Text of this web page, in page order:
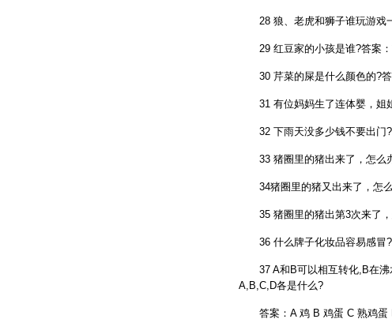
28 狼、老虎和狮子谁玩游戏
29 红豆家的小孩是谁?答案：
30 芹菜的屎是什么颜色的?答
31 有位妈妈生了连体婴，姐
32 下雨天没多少钱不要出门?
33 猪圈里的猪出来了，怎么
34猪圈里的猪又出来了，怎么
35 猪圈里的猪出第3次来了，
36 什么牌子化妆品容易感冒?
37 A和B可以相互转化,B在沸
A,B,C,D各是什么?
答案：A 鸡 B 鸡蛋 C 熟鸡蛋